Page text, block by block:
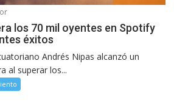
los 70 mil oyentes en Spotify
éxitos
Andrés Nipas alcanzó un
al superar los...